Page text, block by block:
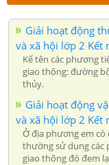
Giải hoạt động
và xã hội lớp 2 Kết
Kể tên các phương
giao thông: đường
thủy.
Giải hoạt động
và xã hội lớp 2 Kết
Ở địa phương em
thường sử dụng các
giao thông đó đem